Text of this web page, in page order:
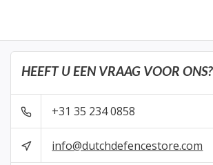
HEEFT U EEN VRAAG VOOR ONS?
+31 35 234 0858
info@dutchdefencestore.com